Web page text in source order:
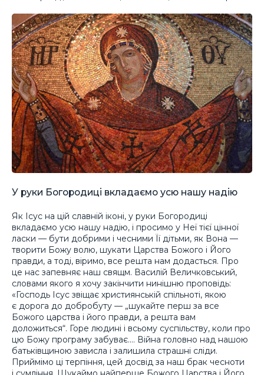
У руки Богородиці вкладаємо усю нашу надію
Як Ісус на цій славній іконі, у руки Богородиці
вкладаємо усю нашу надію, і просимо у Неї тієї цінної
ласки — бути добрими і чесними Її дітьми, як Вона —
творити Божу волю, шукати Царства Божого і Його
правди, а тоді, віримо, все решта нам додасться. Про
це нас запевняє наш свящм. Василій Величковський,
словами якого я хочу закінчити нинішню проповідь:
«Господь Ісус звіщає християнській спільноті, якою
є дорога до добробуту — „шукайте перш за все
Божого царства і його правди, а решта вам
доложиться“. Горе людині і всьому суспільству, коли про
цю Божу програму забуває.… Війна головно над нашою
батьківщиною зависла і залишила страшні сліди.
Приймімо ці терпіння, цей досвід за наш брак чесноти